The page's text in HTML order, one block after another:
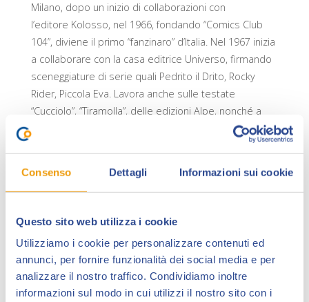
Consenso Dettagli Informazioni sui cookie
Questo sito web utilizza i cookie
Utilizziamo i cookie per personalizzare contenuti ed
annunci, per fornire funzionalità dei social media e per
analizzare il nostro traffico. Condividiamo inoltre
informazioni sul modo in cui utilizzi il nostro sito con i
Milano, dopo un inizio di collaborazioni con
l’editore Kolosso, nel 1966, fondando “Comics Club
104”, diviene il primo “fanzinaro” d’Italia. Nel 1967 inizia
a collaborare con la casa editrice Universo, firmando
sceneggiature di serie quali Pedrito il Drito, Rocky
Rider, Piccola Eva. Lavora anche sulle testate
“Cucciolo”, “Tiramolla”, delle edizioni Alpe, nonché a
“Topolino”. Tra il 1966 e il 1969 scrive per una serie
televisiva e sceneggia un film e numerosi Caroselli,
gli anni Sessanta e Settanta, fonda, insieme a Mario
“Tilt”; nel 1970, con Pier Carpi, crea “Horror”, su cui
collabora con il “Corriere dei Ragazzi” dal 1972,
rimanendovi sino al 1975 in qualità di autore e
factotum scrivendo molte storie a fumetti e creando